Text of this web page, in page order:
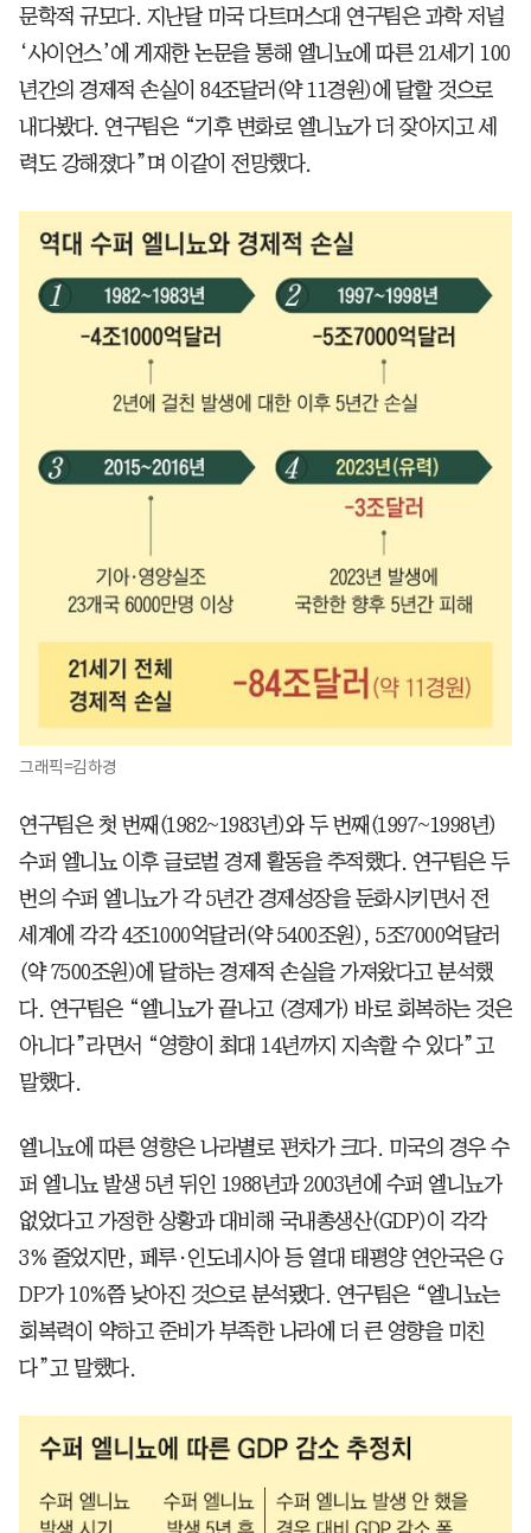
문학적 규모다. 지난달 미국 다트머스대 연구팀은 과학 저널
‘사이언스’에 게재한 논문을 통해 엘니뇨에 따른 21세기 100
년간의 경제적 손실이 84조달러(약 11경원)에 달할 것으로
내다봤다. 연구팀은 “기후 변화로 엘니뇨가 더 잦아지고 세
력도 강해졌다”며 이같이 전망했다.
그래픽=김하경
연구팀은 첫 번째(1982~1983년)와 두 번째(1997~1998년)
수퍼 엘니뇨 이후 글로벌 경제 활동을 추적했다. 연구팀은 두
번의 수퍼 엘니뇨가 각 5년간 경제성장을 둔화시키면서 전
세계에 각각 4조1000억달러(약 5400조원), 5조7000억달러
(약 7500조원)에 달하는 경제적 손실을 가져왔다고 분석했
다. 연구팀은 “엘니뇨가 끝나고 (경제가) 바로 회복하는 것은
아니다”라면서 “영향이 최대 14년까지 지속할 수 있다”고
말했다.
엘니뇨에 따른 영향은 나라별로 편차가 크다. 미국의 경우 수
퍼 엘니뇨 발생 5년 뒤인 1988년과 2003년에 수퍼 엘니뇨가
없었다고 가정한 상황과 대비해 국내총생산(GDP)이 각각
3% 줄었지만, 페루·인도네시아 등 열대 태평양 연안국은 G
DP가 10%쯤 낮아진 것으로 분석됐다. 연구팀은 “엘니뇨는
회복력이 약하고 준비가 부족한 나라에 더 큰 영향을 미친
다”고 말했다.